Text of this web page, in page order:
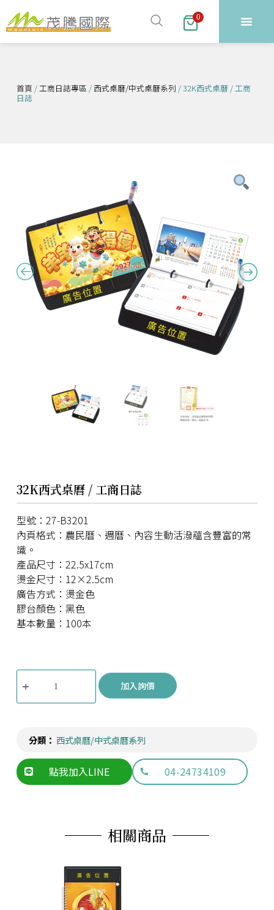
跳
至
主
容
0
首頁 /工商日誌專區 / 西式桌曆/中式桌曆系列 / 32K西式桌曆 / 工商
日誌
32K西式桌曆 / 工商日誌
型號：27-B3201
內頁格式：農民曆、週曆、內容生動活潑蘊含豐富的常
識。
產品尺寸：22.5x17cm
燙金尺寸：12×2.5cm
廣告方式：燙金色
膠台顏色：黑色
基本數量：100本
加入詢價
分類： 西式桌曆/中式桌曆系列
點我加入LINE 04-24734109
相關商品